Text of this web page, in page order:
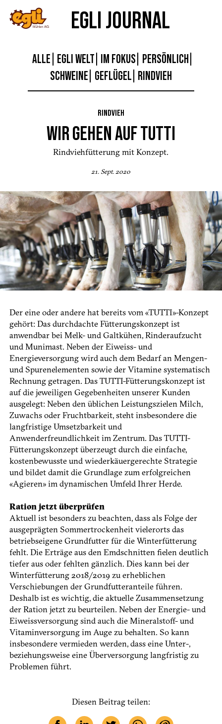
EGLI JOURNAL
ALLE EGLI WELT IM FOKUS
PERSÖNLICH
SCHWEINE GEFLÜGEL RINDVIEH
RINDVIEH
WIR GEHEN AUF TUTTI
Rindviehfütterung mit Konzept.
21. Sept. 2020
Der eine oder andere hat bereits vom «TUTTI»-Konzept
gehört: Das durchdachte Fütterungskonzept ist
anwendbar bei Melk- und Galtkühen, Rinderaufzucht
und Munimast. Neben der Eiweiss- und
Energieversorgung wird auch dem Bedarf an Mengen-
und Spurenelementen sowie der Vitamine systematisch
Rechnung getragen. Das TUTTI-Fütterungskonzept ist
auf die jeweiligen Gegebenheiten unserer Kunden
ausgelegt: Neben den üblichen Leistungszielen Milch,
Zuwachs oder Fruchtbarkeit, steht insbesondere die
langfristige Umsetzbarkeit und
Anwenderfreundlichkeit im Zentrum. Das TUTTI-
Fütterungskonzept überzeugt durch die einfache,
kostenbewusste und wiederkäuergerechte Strategie
und bildet damit die Grundlage zum erfolgreichen
«Agieren» im dynamischen Umfeld Ihrer Herde.
Ration jetzt überprüfen
Aktuell ist besonders zu beachten, dass als Folge der
ausgeprägten Sommertrockenheit vielerorts das
betriebseigene Grundfutter für die Winterfütterung
fehlt. Die Erträge aus den Emdschnitten fielen deutlich
tiefer aus oder fehlten gänzlich. Dies kann bei der
Winterfütterung 2018/2019 zu erheblichen
Verschiebungen der Grundfutteranteile führen.
Deshalb ist es wichtig, die aktuelle Zusammensetzung
der Ration jetzt zu beurteilen. Neben der Energie- und
Eiweissversorgung sind auch die Mineralstoff- und
Vitaminversorgung im Auge zu behalten. So kann
insbesondere vermieden werden, dass eine Unter-,
beziehungsweise eine Überversorgung langfristig zu
Problemen führt.
Diesen Beitrag teilen: